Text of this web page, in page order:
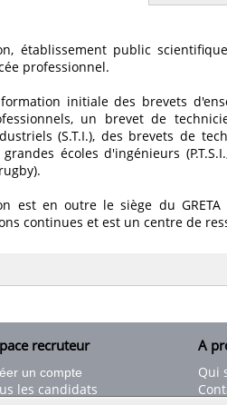
établissement public
professionnel.
initiale des brevets
un brevet de
(S.T.I.), des brevets de
écoles d'ingénieurs
est en outre le siège du
continues et est un centre de
recruteur
un compte
les candidats
A
Qui